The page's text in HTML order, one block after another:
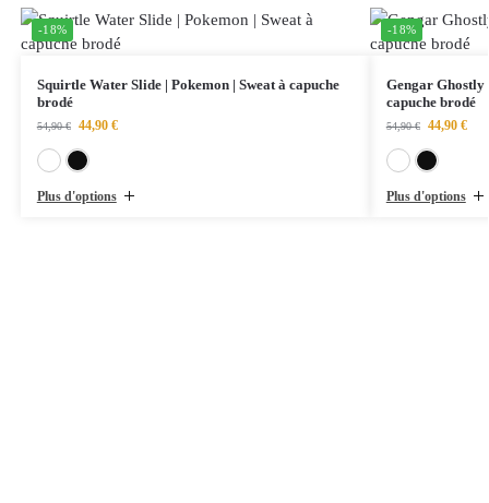
-18%
Squirtle Water Slide | Pokemon | Sweat à capuche
brodé
54,90€ 44,90 €
Plus d'options
-18%
Gengar Ghostly
capuche brodé
54,90€ 44,90 €
Plus d'options